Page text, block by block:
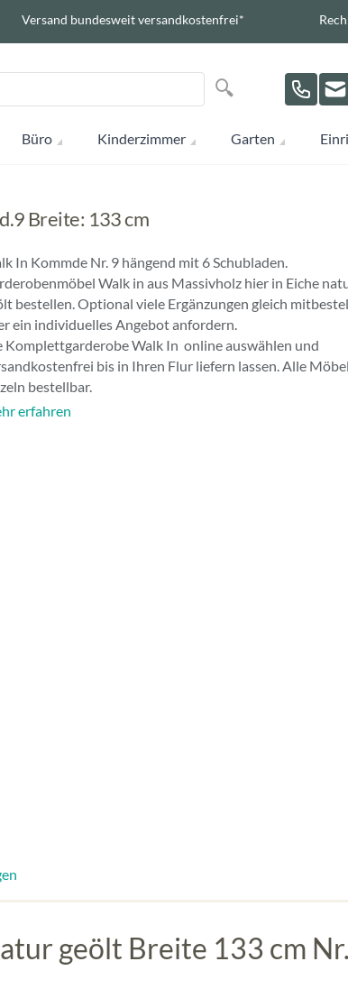
Versand bundesweit versandkostenfrei*
Suche
Suche
Büro Kinderzimmer Garten
Breite: 133 cm
In Kommde Nr. 9 hängend mit 6 Schubladen.
Walk in aus Massivholz hier in Eiche
bestellen. Optional viele Ergänzungen gleich
ein individuelles Angebot anfordern.
Komplettgarderobe Walk In online auswählen und
bis in Ihren Flur liefern lassen. Alle Möbel
bestellbar.
erfahren
geölt Breite 133 cm